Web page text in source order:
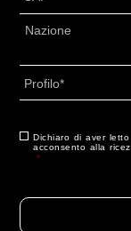
Indirizzo
Nazione
Consenso *
Dichiaro di aver
acconsento alla
*